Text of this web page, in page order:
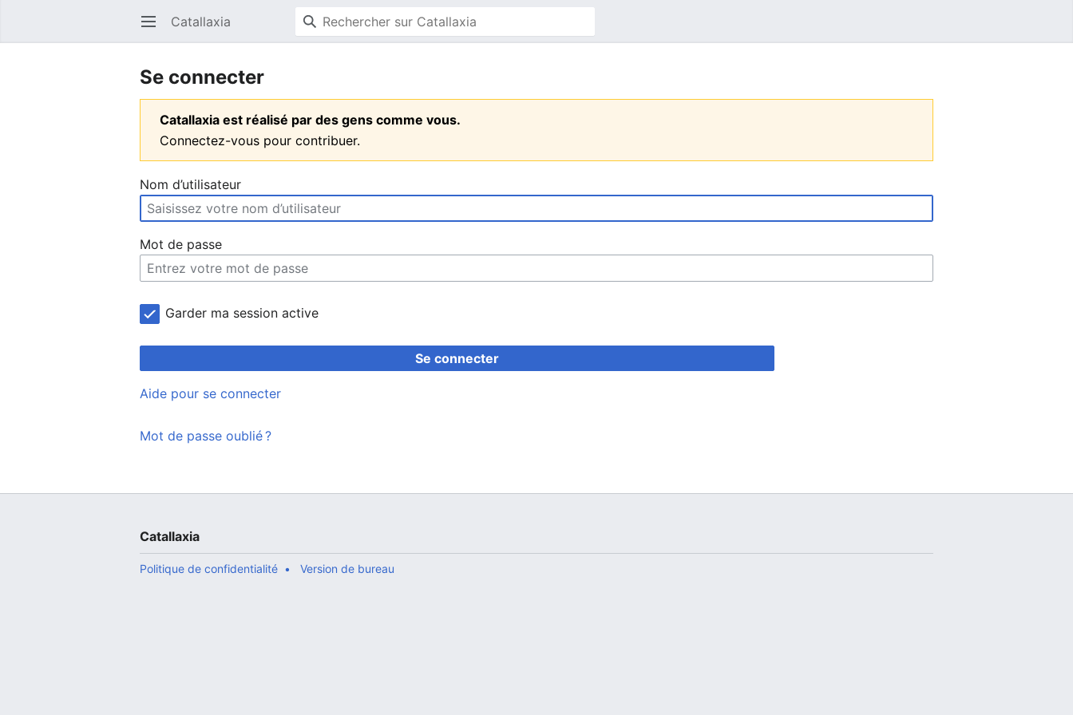
Ouvrir le menu principal Catallaxia
Se connecter
Catallaxia est réalisé par des gens comme vous.
Connectez-vous pour contribuer.
Nom d’utilisateur
Mot de passe
Garder ma session active
Se connecter
Aide pour se connecter
Mot de passe oublié ?
Catallaxia
Politique de confidentialité Version de bureau